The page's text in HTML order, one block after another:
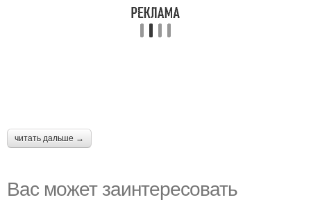
читать дальше →
Вас может заинтересовать